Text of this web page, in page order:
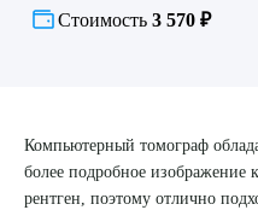
Новости
Врачам
Врачи
Направления
Лабораторная диагностика
Пациенту
Подготовка к анализам
Стоимость 3 570 ₽
Компьютерный томограф
более подробное изображение
рентген, поэтому отлично